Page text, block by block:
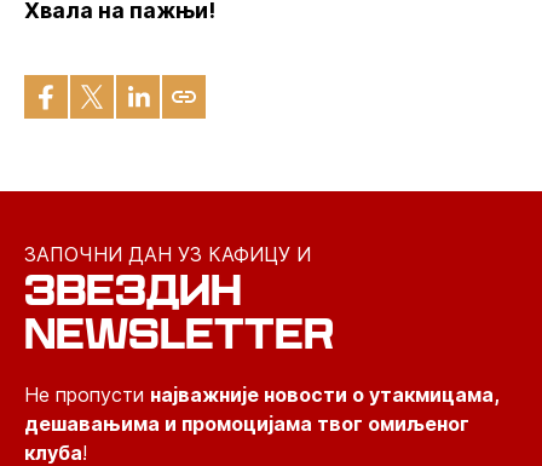
Хвала на пажњи!
ЗАПОЧНИ ДАН УЗ КАФИЦУ И
ЗВЕЗДИН
NEWSLETTER
Не пропусти најважније новости о утакмицама,
дешавањима и промоцијама твог омиљеног
клуба!